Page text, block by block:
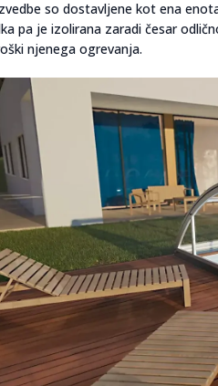
so dostavljene kot ena
pa je izolirana zaradi česar
njenega ogrevanja.